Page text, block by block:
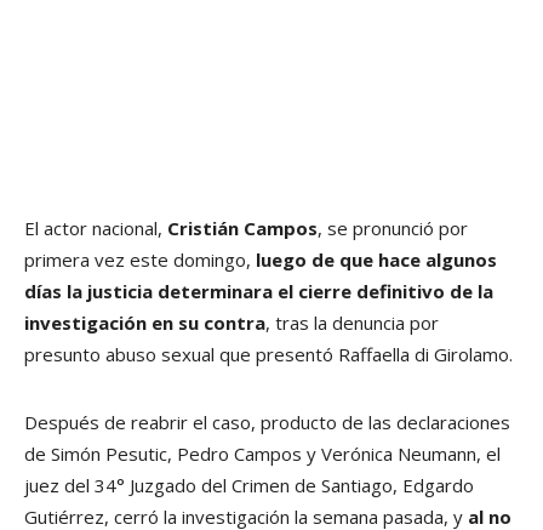
El actor nacional, Cristián Campos, se pronunció por
primera vez este domingo, luego de que hace algunos
días la justicia determinara el cierre definitivo de la
investigación en su contra, tras la denuncia por
presunto abuso sexual que presentó Raffaella di Girolamo.
Después de reabrir el caso, producto de las declaraciones
de Simón Pesutic, Pedro Campos y Verónica Neumann, el
juez del 34° Juzgado del Crimen de Santiago, Edgardo
Gutiérrez, cerró la investigación la semana pasada, y al no